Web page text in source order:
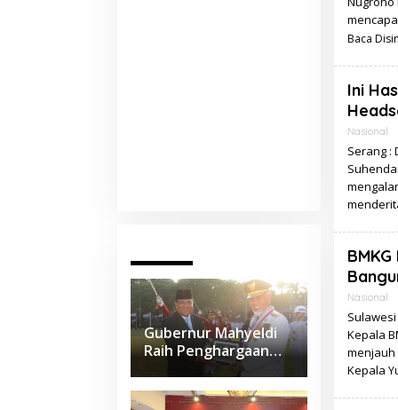
Gubernur Mahyeldi
Raih Penghargaan
Kartika Pamong Praja
Madya dari IPDN
Baca
Ini
Nasional
Serang :
Nasional
Kepala
Kepala